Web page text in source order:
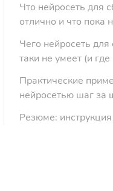
Что нейросеть для
отлично и что пока
Чего нейросеть
таки не умеет (и
Практические
нейросетью шаг за
Резюме: